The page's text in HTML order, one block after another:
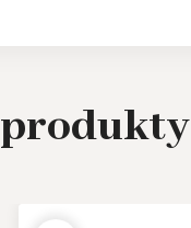
produkty